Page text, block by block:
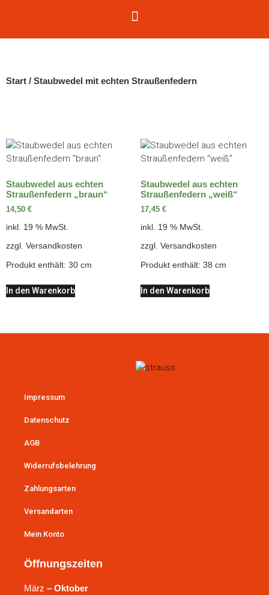
Start / Staubwedel mit echten Straußenfedern
Staubwedel aus echten
Straußenfedern „braun“
14,50 €
inkl. 19 % MwSt.
zzgl. Versandkosten
Produkt enthält: 30 cm
In den Warenkorb
Staubwedel aus echten
Straußenfedern „weiß“
17,45 €
inkl. 19 % MwSt.
zzgl. Versandkosten
Produkt enthält: 38 cm
In den Warenkorb
Öffnungszeiten
März – Oktober
Impressum
Datenschutz
AGB
Widerrufsbelehrung
Zahlungsarten
Versandarten
Mein Konto